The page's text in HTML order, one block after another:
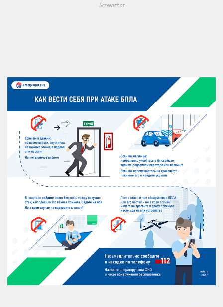
Screenshot